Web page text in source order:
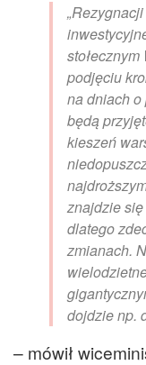
podjęciu
na dniach
będą
kieszeń
znajdzie
dlatego
zmianach.
dojdzie np.
– mówił